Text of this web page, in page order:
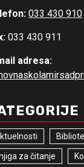
033 430 910
033 430 911
adresa:
za čitanje